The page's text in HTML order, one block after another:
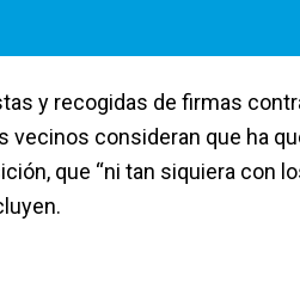
y recogidas de firmas
vecinos consideran que ha
que “ni tan siquiera con